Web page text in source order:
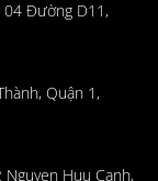
04 Đường D11,
Quận 1,
Huu Canh,